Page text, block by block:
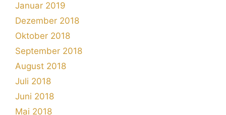
Januar 2019
Dezember 2018
Oktober 2018
September 2018
August 2018
Juli 2018
Juni 2018
Mai 2018